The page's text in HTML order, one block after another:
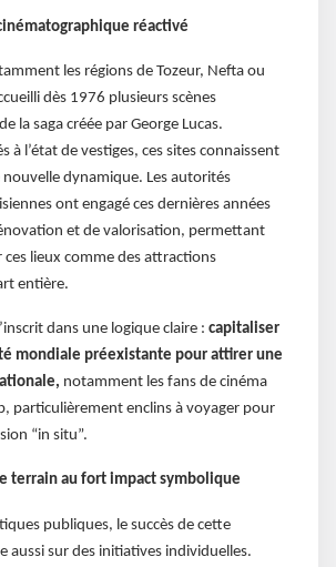
réactivé
les régions de Tozeur, Nefta ou
dès 1976 plusieurs scènes
la saga créée par George Lucas.
à l’état de vestiges, ces sites connaissent
dynamique. Les autorités
ont engagé ces dernières années
et de valorisation, permettant
lieux comme des attractions
entière.
dans une logique claire : capitaliser
mondiale préexistante pour attirer une
notamment les fans de cinéma
particulièrement enclins à voyager pour
“in situ”.
terrain au fort impact symbolique
publiques, le succès de cette
aussi sur des initiatives individuelles.